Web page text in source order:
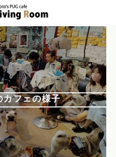
カフェの様子